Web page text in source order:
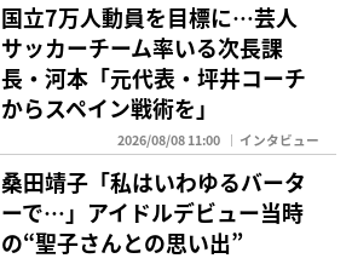
国立7万人動員を目標に…芸人
サッカーチーム率いる次長課
長・河本「元代表・坪井コーチ
からスペイン戦術を」
2026/08/08 11:00 インタビュー
桑田靖子「私はいわゆるバータ
ーで…」アイドルデビュー当時
の“聖子さんとの思い出”